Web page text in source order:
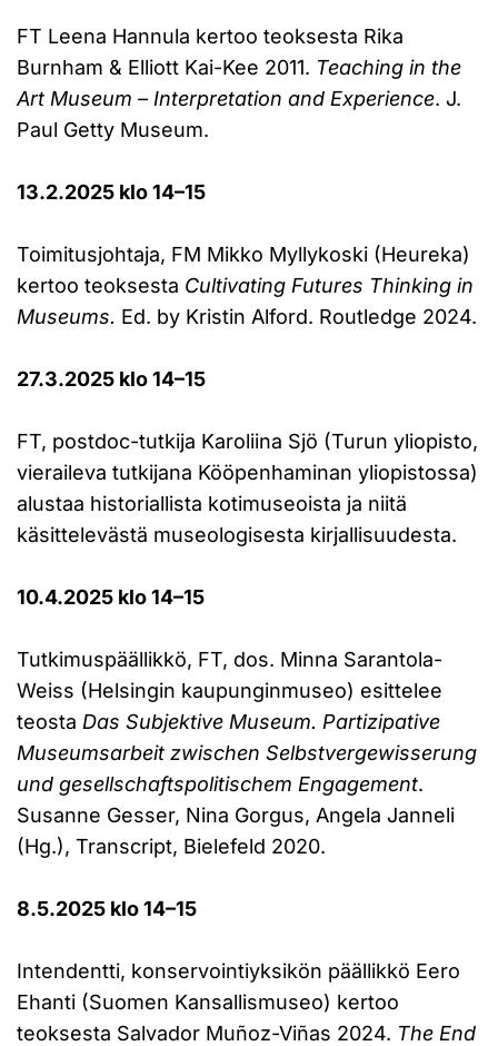
FT Leena Hannula kertoo teoksesta Rika
Burnham & Elliott Kai-Kee 2011. Teaching in the
Art Museum – Interpretation and Experience. J.
Paul Getty Museum.
13.2.2025 klo 14–15
Toimitusjohtaja, FM Mikko Myllykoski (Heureka)
kertoo teoksesta Cultivating Futures Thinking in
Museums. Ed. by Kristin Alford. Routledge 2024.
27.3.2025 klo 14–15
FT, postdoc-tutkija Karoliina Sjö (Turun yliopisto,
vieraileva tutkijana Kööpenhaminan yliopistossa)
alustaa historiallista kotimuseoista ja niitä
käsittelevästä museologisesta kirjallisuudesta.
10.4.2025 klo 14–15
Tutkimuspäällikkö, FT, dos. Minna Sarantola-
Weiss (Helsingin kaupunginmuseo) esittelee
teosta Das Subjektive Museum. Partizipative
Museumsarbeit zwischen Selbstvergewisserung
und gesellschaftspolitischem Engagement.
Susanne Gesser, Nina Gorgus, Angela Janneli
(Hg.), Transcript, Bielefeld 2020.
8.5.2025 klo 14–15
Intendentti, konservointiyksikön päällikkö Eero
Ehanti (Suomen Kansallismuseo) kertoo
teoksesta Salvador Muñoz-Viñas 2024. The End